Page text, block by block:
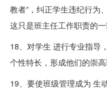
教者”，纠正学生违纪行为
这只是班主任工作职责的一
18、对学生 进行专业指导
个性特长，形成他们的崇高
19、要使班级管理成为 生